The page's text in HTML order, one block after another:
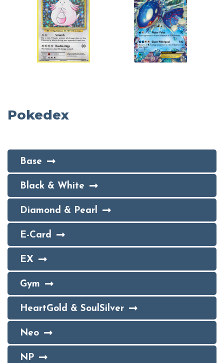
Pokedex
Base
Black & White
Diamond & Pearl
E-Card
EX
Gym
HeartGold & SoulSilver
Neo
NP